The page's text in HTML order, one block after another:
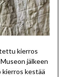
kierros
jälkeen
kierros kestää